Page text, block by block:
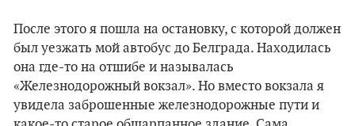
После этого я пошла на остановку, с которой должен
был уезжать мой автобус до Белграда. Находилась
она где-то на отшибе и называлась
«Железнодорожный вокзал». Но вместо вокзала я
увидела заброшенные железнодорожные пути и